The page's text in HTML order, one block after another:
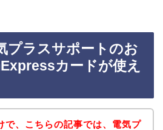
プラスサポートのお
カードが使え
で、こちらの記事では、電気プ